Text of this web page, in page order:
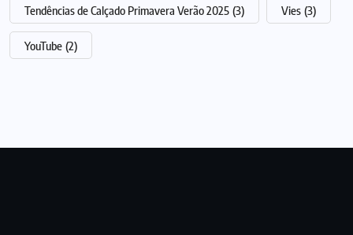
Tendências de Calçado Primavera Verão 2025 (3) Vies (3)
YouTube (2)